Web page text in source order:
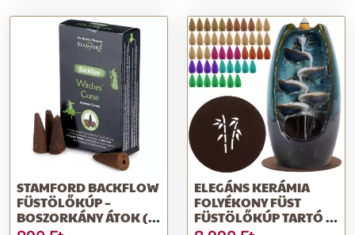
STAMFORD BACKFLOW
FÜSTÖLŐKÚP –
BOSZORKÁNY ÁTOK (12
ELEGÁNS KERÁMIA
FOLYÉKONY FÜST
FÜSTÖLŐKÚP TARTÓ -